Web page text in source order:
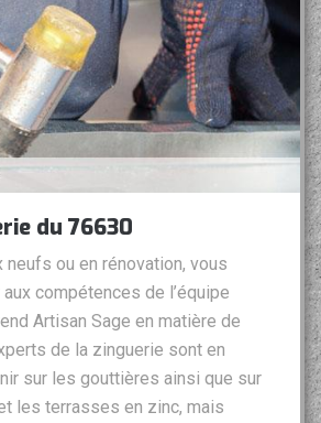
du 76630
neufs ou en rénovation, vous
compétences de l’équipe
Artisan Sage en matière de
de la zinguerie sont en
sur les gouttières ainsi que sur
les terrasses en zinc, mais